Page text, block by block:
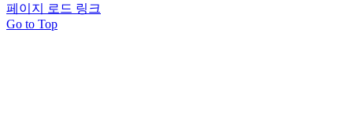
페이지 로드 링크
Go to Top